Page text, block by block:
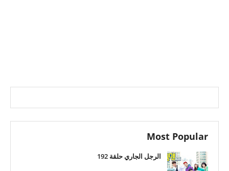
Most Popular
الرجل الجاري حلقة 192